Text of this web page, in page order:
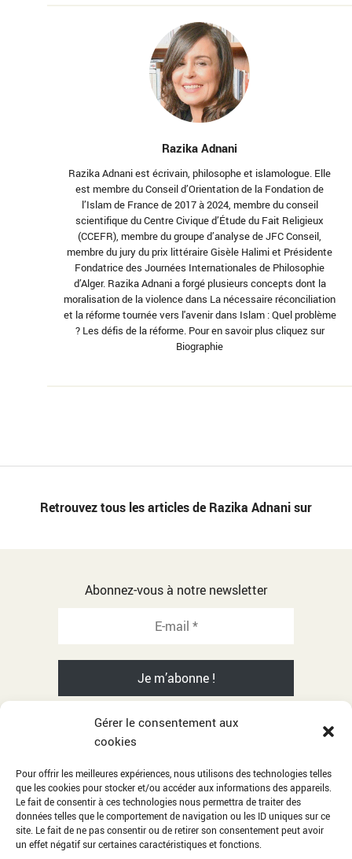
Gérer le consentement aux
cookies
Pour offrir les meilleures expériences, nous utilisons des technologies telles
que les cookies pour stocker et/ou accéder aux informations des appareils.
Le fait de consentir à ces technologies nous permettra de traiter des
données telles que le comportement de navigation ou les ID uniques sur ce
site. Le fait de ne pas consentir ou de retirer son consentement peut avoir
un effet négatif sur certaines caractéristiques et fonctions.
Razika Adnani
Razika Adnani est écrivain, philosophe et islamologue. Elle
est membre du Conseil d’Orientation de la Fondation de
l’Islam de France de 2017 à 2024, membre du conseil
scientifique du Centre Civique d’Étude du Fait Religieux
(CCEFR), membre du groupe d’analyse de JFC Conseil,
membre du jury du prix littéraire Gisèle Halimi et Présidente
Fondatrice des Journées Internationales de Philosophie
d’Alger. Razika Adnani a forgé plusieurs concepts dont la
moralisation de la violence dans La nécessaire réconciliation
et la réforme tournée vers l'avenir dans Islam : Quel problème
? Les défis de la réforme. Pour en savoir plus cliquez sur
Biographie
Retrouvez tous les articles de Razika Adnani sur
Abonnez-vous à notre newsletter
Citations
Album photos
Mentions légales